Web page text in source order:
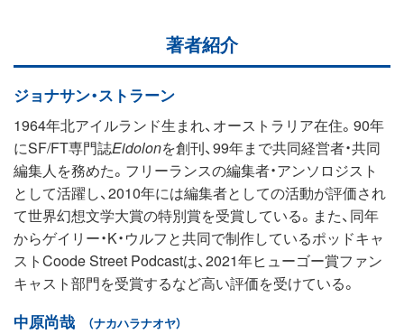
著者紹介
ジョナサン・ストラーン
1964年北アイルランド生まれ、オーストラリア在住。90年
にSF/FT専門誌Eidolonを創刊、99年まで共同経営者・共同
編集人を務めた。フリーランスの編集者・アンソロジスト
として活躍し、2010年には編集者としての活動が評価され
て世界幻想文学大賞の特別賞を受賞している。また、同年
からゲイリー・K・ウルフと共同で制作しているポッドキャ
ストCoode Street Podcastは、2021年ヒューゴー賞ファン
キャスト部門を受賞するなど高い評価を受けている。
中原尚哉 （ナカハラナオヤ）